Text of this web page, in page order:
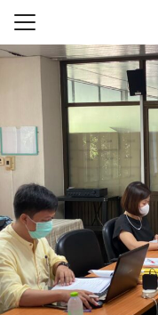
Skip
content
วไป
ลดแบบฟอร์ม
อนไลน์
Us
Search